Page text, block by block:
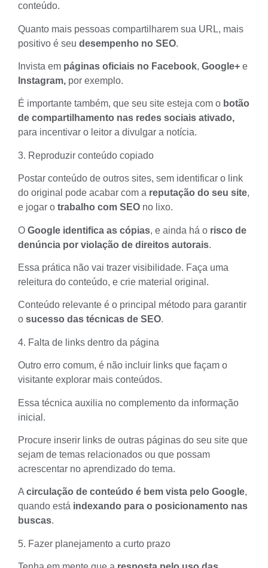
conteúdo.
Quanto mais pessoas compartilharem sua URL, mais
positivo é seu desempenho no SEO.
Invista em páginas oficiais no Facebook, Google+ e
Instagram, por exemplo.
É importante também, que seu site esteja com o botão
de compartilhamento nas redes sociais ativado,
para incentivar o leitor a divulgar a notícia.
3. Reproduzir conteúdo copiado
Postar conteúdo de outros sites, sem identificar o link
do original pode acabar com a reputação do seu site,
e jogar o trabalho com SEO no lixo.
O Google identifica as cópias, e ainda há o risco de
denúncia por violação de direitos autorais.
Essa prática não vai trazer visibilidade. Faça uma
releitura do conteúdo, e crie material original.
Conteúdo relevante é o principal método para garantir
o sucesso das técnicas de SEO.
4. Falta de links dentro da página
Outro erro comum, é não incluir links que façam o
visitante explorar mais conteúdos.
Essa técnica auxilia no complemento da informação
inicial.
Procure inserir links de outras páginas do seu site que
sejam de temas relacionados ou que possam
acrescentar no aprendizado do tema.
A circulação de conteúdo é bem vista pelo Google,
quando está indexando para o posicionamento nas
buscas.
5. Fazer planejamento a curto prazo